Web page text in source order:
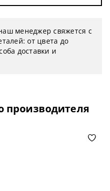
менеджер свяжется с
от цвета до
доставки и
производителя